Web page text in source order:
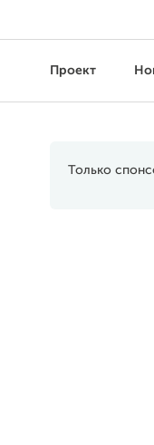
Проект
Только